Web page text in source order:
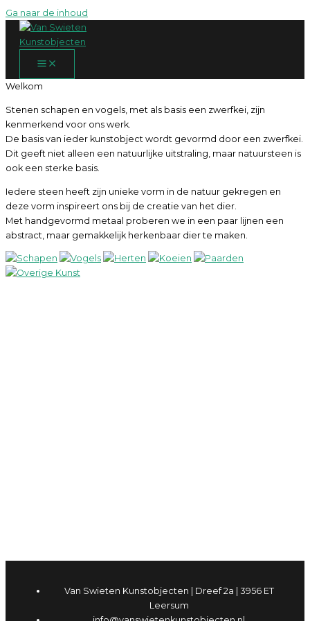
Ga naar de inhoud
Welkom
Stenen schapen en vogels, met als basis een zwerfkei, zijn
kenmerkend voor ons werk.
De basis van ieder kunstobject wordt gevormd door een zwerfkei.
Dit geeft niet alleen een natuurlijke uitstraling, maar natuursteen is
ook een sterke basis.
Iedere steen heeft zijn unieke vorm in de natuur gekregen en
deze vorm inspireert ons bij de creatie van het dier.
Met handgevormd metaal proberen we in een paar lijnen een
abstract, maar gemakkelijk herkenbaar dier te maken.
Van Swieten Kunstobjecten | Dreef 2a | 3956 ET
Leersum